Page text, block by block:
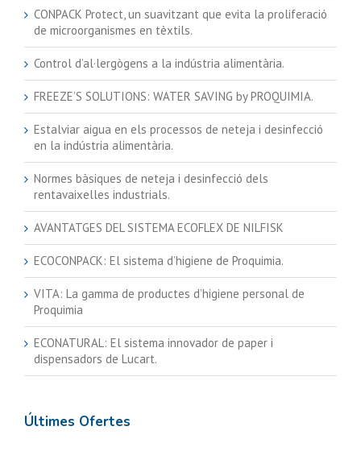
CONPACK Protect, un suavitzant que evita la proliferació
de microorganismes en tèxtils.
Control d’al·lergògens a la indústria alimentària.
FREEZE’S SOLUTIONS: WATER SAVING by PROQUIMIA.
Estalviar aigua en els processos de neteja i desinfecció
en la indústria alimentària.
Normes bàsiques de neteja i desinfecció dels
rentavaixelles industrials.
AVANTATGES DEL SISTEMA ECOFLEX DE NILFISK
ECOCONPACK: El sistema d’higiene de Proquimia.
VITA: La gamma de productes d’higiene personal de
Proquimia
ECONATURAL: El sistema innovador de paper i
dispensadors de Lucart.
Últimes Ofertes